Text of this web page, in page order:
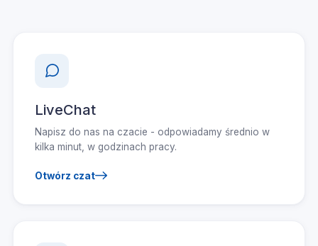
LiveChat
Napisz do nas na czacie - odpowiadamy średnio w
kilka minut, w godzinach pracy.
Otwórz czat